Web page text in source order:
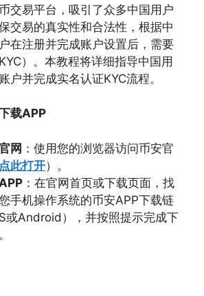
交易平台，吸引了众多中国用户
交易的真实性和合法性，根据中
在注册并完成账户设置后，需要
）。本教程将详细指导中国用
户并完成实名认证KYC流程。
载APP
网 ：使用您的浏览器访问币安官
点此打开）。
：在官网首页或下载页面，找
手机操作系统的币安APP下载链
或Android），并按照提示完成下